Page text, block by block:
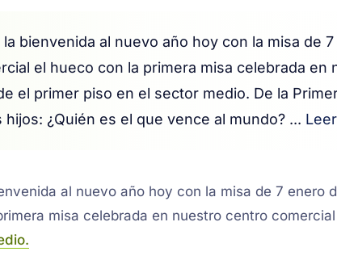
bienvenida al nuevo año hoy con la misa de
el hueco con la primera misa celebrada en
el primer piso en el sector medio. De la
¿Quién es el que vence al mundo? ...
al nuevo año hoy con la misa de 7 enero
misa celebrada en nuestro centro